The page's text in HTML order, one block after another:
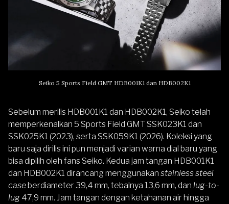
Seiko 5 Sports Field GMT HDB001K1 dan HDB002K1
Sebelum merilis HDB001K1 dan HDB002K1, Seiko telah
memperkenalkan 5 Sports Field GMT SSK023K1 dan
SSK025K1 (2023), serta SSK059K1 (2026). Koleksi yang
baru saja dirilis ini pun menjadi varian warna dial baru yang
bisa dipilih oleh fans Seiko. Kedua jam tangan HDB001K1
dan HDB002K1 dirancang menggunakan stainless steel
caseberdiameter 39,4 mm, tebalnya 13,6 mm, dan lug-to-
lug 47,9 mm. Jam tangan dengan ketahanan air hingga